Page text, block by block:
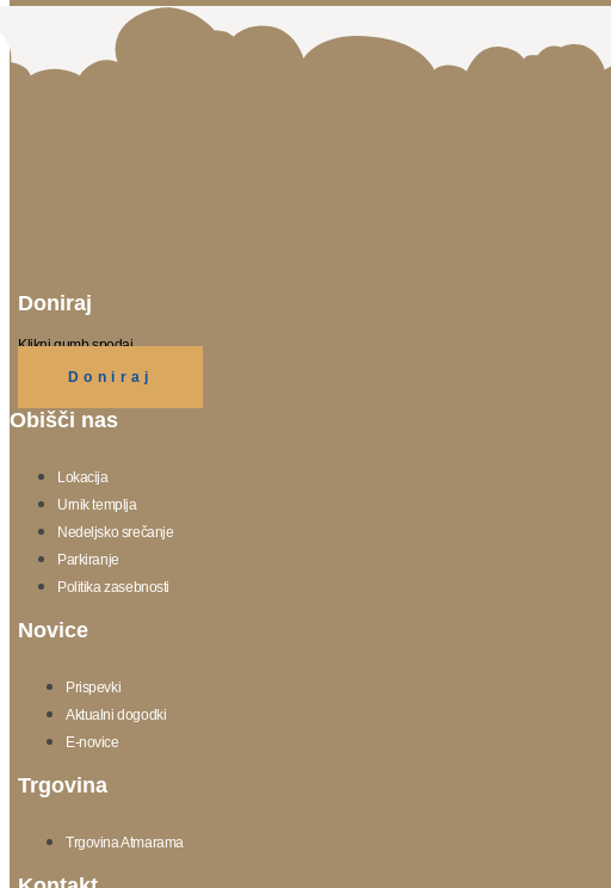
Doniraj
Klikni gumb spodaj.
Doniraj
Obišči nas
Lokacija
Urnik templja
Nedeljsko srečanje
Parkiranje
Politika zasebnosti
Novice
Prispevki
Aktualni dogodki
E-novice
Trgovina
Trgovina Atmarama